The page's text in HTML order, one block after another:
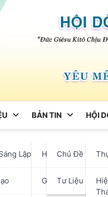
Lập
BẢN TIN
Hội Dòng
Chủ Đề Tháng
Tư Liệu
Giáo Phận
HỘI